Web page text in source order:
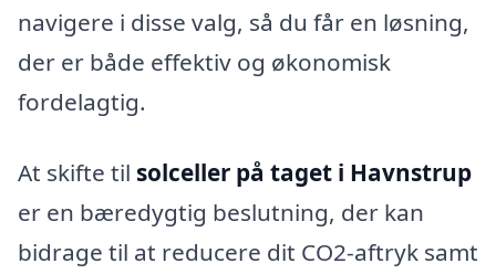
navigere i disse valg, så du får en løsning,
der er både effektiv og økonomisk
fordelagtig.
At skifte til solceller på taget i Havnstrup
er en bæredygtig beslutning, der kan
bidrage til at reducere dit CO2-aftryk samt